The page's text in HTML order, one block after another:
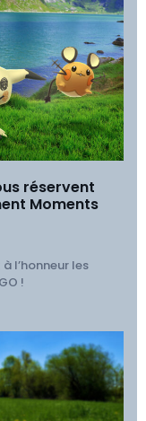
réservent
Moments
l’honneur les
!